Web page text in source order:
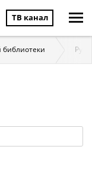
ТВ канал
библиотеки